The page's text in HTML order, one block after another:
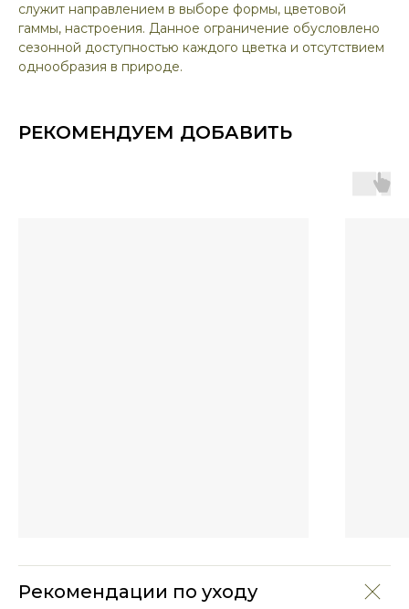
служит направлением в выборе формы, цветовой
гаммы, настроения. Данное ограничение обусловлено
сезонной доступностью каждого цветка и отсутствием
однообразия в природе.
РЕКОМЕНДУЕМ ДОБАВИТЬ
Рекомендации по уходу